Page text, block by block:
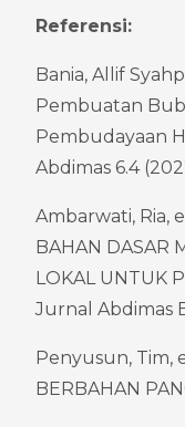
Referensi:
Bania, Allif
Pembuatan
Pembudayaan
Abdimas 6.4
Ambarwati, Ria,
BAHAN DASAR
LOKAL UNTUK
Jurnal Abdimas
Penyusun, Tim,
BERBAHAN